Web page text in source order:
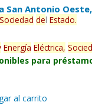
Antonio
Sociedad delEstado.
Energía Eléctrica,
para
al carrito